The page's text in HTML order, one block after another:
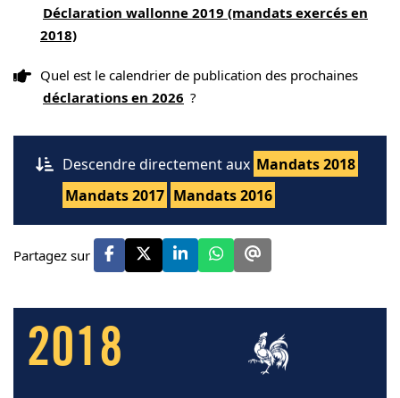
Déclaration wallonne 2019 (mandats exercés en
2018)
Quel est le calendrier de publication des prochaines
déclarations en 2026 ?
Descendre directement aux Mandats 2018
Mandats 2017 Mandats 2016
Partagez sur
2018